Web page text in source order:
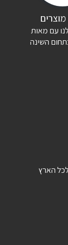
הבאה שאגיב.
מוצרים
עם מאות
השינה
הארץ